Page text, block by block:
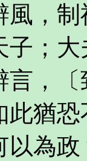
風，
子；
言，
此猶
以為政